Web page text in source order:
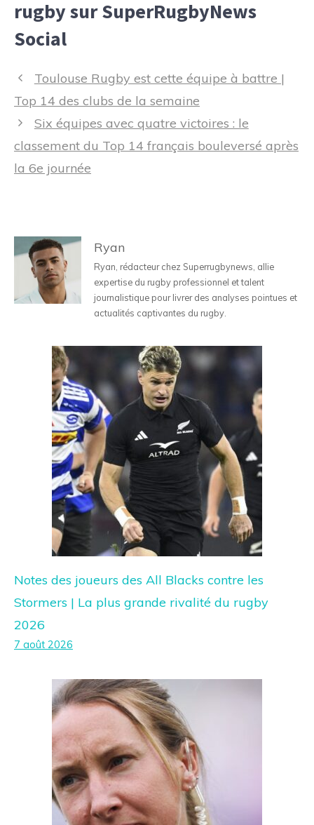
rugby sur SuperRugbyNews
Social
Navigation
des
Toulouse Rugby est cette équipe à battre |
Top 14 des clubs de la semaine
Six équipes avec quatre victoires : le
classement du Top 14 français bouleversé après
la 6e journée
Ryan
Ryan, rédacteur chez Superrugbynews, allie
expertise du rugby professionnel et talent
journalistique pour livrer des analyses pointues et
actualités captivantes du rugby.
Notes des joueurs des All Blacks contre les
Stormers | La plus grande rivalité du rugby
2026
7 août 2026